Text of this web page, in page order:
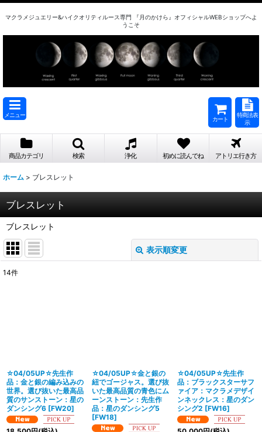
マクラメジュエリー&ハイクオリティルース専門 『月のかけら』オフィシャルWEBショップへよ
うこそ
メニュー
カート
特商法表
示
商品カテゴリ 検索 浄化 初めに読んでね アトリエ行き方
ホーム > ブレスレット
ブレスレット
ブレスレット
表示順変更
14件
☆04/05UP☆先生作
品：金と銀の編み込みの
世界。選び抜いた最高品
質のサンストーン：星の
ダンシング6 [FW20]
☆04/05UP☆金と銀の
紐でゴージャス。選び抜
いた最高品質の青色にム
ーンストーン：先生作
品：星のダンシング5
[FW18]
☆04/05UP☆先生作
品：ブラックスターサフ
ァイア：マクラメデザイ
ンネックレス：星のダン
シング2 [FW16]